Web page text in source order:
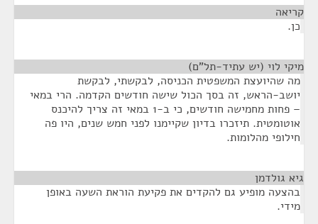
קריאה
כן.
מיקי לוי (יש עתיד-תל"ם)
מה שהיועצת המשפטית הכניסה, לבקשתי, לבקשת
יושב-הראש, זה בסך הכול שישה חודשים הקדמה. הרי במאי
– פחות מחמישה חודשים, כי ב-1 במאי זה צריך להיכנס
אוטומטית. תיזכרו בדיון שקיימנו לפני חמש שנים, היו פה
חילופי מהלומות.
גיא גולדמן
בהצעה מופיע גם להקדים את פקיעת הוראת השעה באופן
מידי.